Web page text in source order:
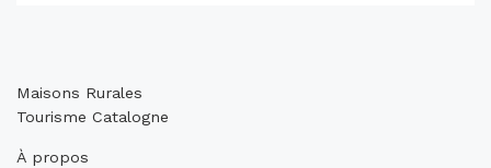
Maisons Rurales
Tourisme Catalogne
À propos